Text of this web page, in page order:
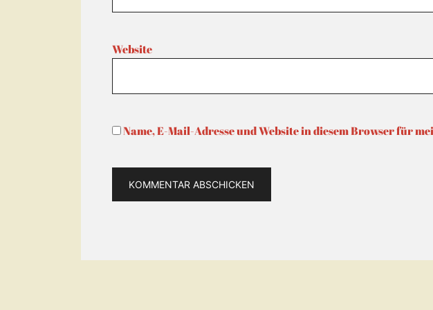
Website
Name, E-Mail-Adresse und Website in diesem Browser für